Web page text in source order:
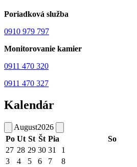
Poriadková služba
0910 979 797
Monitorovanie kamier
0911 470 320
0911 470 327
Kalendár
August2026
Po Ut St Št Pia So
27 28 29 30 31 1
3
4 5 6 7 8